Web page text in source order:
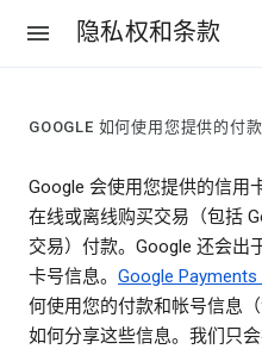
隐私权和条款
GOOGLE 如何使用您提供的付
Google 会使用您提供的信用
在线或离线购买交易（包括
交易）付款。Google 还会出
卡号信息。 Google
何使用您的付款和帐号信息
如何分享这些信息。我们只